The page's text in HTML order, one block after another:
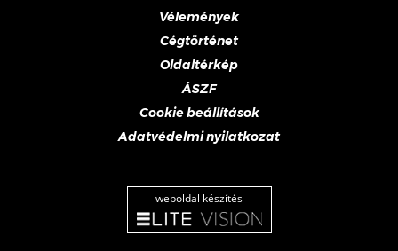
Vélemények
Cégtörténet
Oldaltérkép
ÁSZF
Cookie beállítások
Adatvédelmi nyilatkozat
weboldal készítés